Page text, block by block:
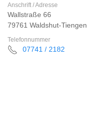
Anschrift / Adresse
Wallstraße 66
79761 Waldshut-Tiengen
Telefonnummer
07741 / 2182